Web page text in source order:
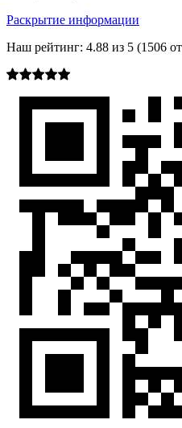
Раскрытие информации
Наш рейтинг: 4.88 из 5 (1506